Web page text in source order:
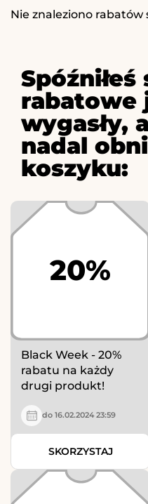
Nie znaleziono rabatów
rabatowe
wygasły,
nadal
koszyku:
20%
Black Week - 20%
rabatu na każdy
drugi produkt!
do 16.02.2024 23:59
SKORZYSTAJ